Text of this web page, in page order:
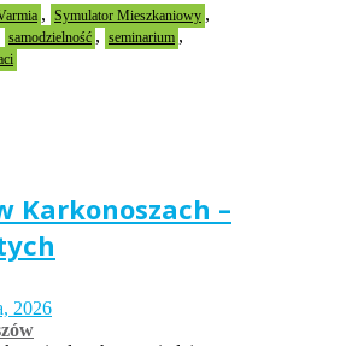
, Symulator Mieszkaniowy ,
samodzielność , seminarium ,
Karkonoszach –
2026